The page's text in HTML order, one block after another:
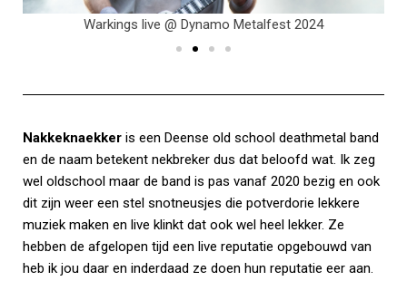
Warkings live @ Dynamo Metalfest 2024
Nakkeknaekker is een Deense old school deathmetal band
en de naam betekent nekbreker dus dat beloofd wat. Ik zeg
wel oldschool maar de band is pas vanaf 2020 bezig en ook
dit zijn weer een stel snotneusjes die potverdorie lekkere
muziek maken en live klinkt dat ook wel heel lekker. Ze
hebben de afgelopen tijd een live reputatie opgebouwd van
heb ik jou daar en inderdaad ze doen hun reputatie eer aan.